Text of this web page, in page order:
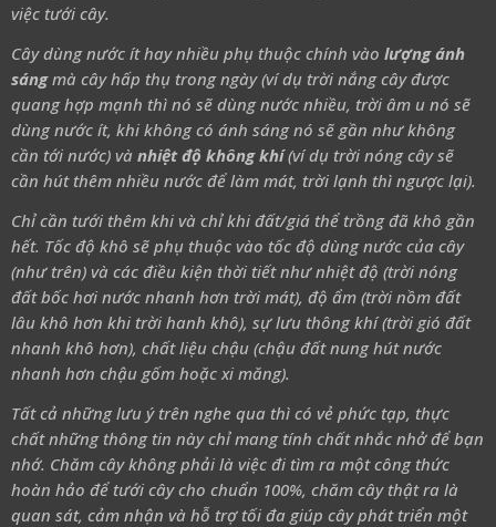
việc tưới cây.
Cây dùng nước ít hay nhiều phụ thuộc chính vào lượng ánh
sángmà cây hấp thụ trong ngày (ví dụ trời nắng cây được
quang hợp mạnh thì nó sẽ dùng nước nhiều, trời âm u nó sẽ
dùng nước ít, khi không có ánh sáng nó sẽ gần như không
cần tới nước) và nhiệt độ không khí(ví dụ trời nóng cây sẽ
cần hút thêm nhiều nước để làm mát, trời lạnh thì ngược lại).
Chỉ cần tưới thêm khi và chỉ khi đất/giá thể trồng đã khô gần
hết. Tốc độ khô sẽ phụ thuộc vào tốc độ dùng nước của cây
(như trên) và các điều kiện thời tiết như nhiệt độ (trời nóng
đất bốc hơi nước nhanh hơn trời mát), độ ẩm (trời nồm đất
lâu khô hơn khi trời hanh khô), sự lưu thông khí (trời gió đất
nhanh khô hơn), chất liệu chậu (chậu đất nung hút nước
nhanh hơn chậu gốm hoặc xi măng).
Tất cả những lưu ý trên nghe qua thì có vẻ phức tạp, thực
chất những thông tin này chỉ mang tính chất nhắc nhở để bạn
nhớ. Chăm cây không phải là việc đi tìm ra một công thức
hoàn hảo để tưới cây cho chuẩn 100%, chăm cây thật ra là
quan sát, cảm nhận và hỗ trợ tối đa giúp cây phát triển một